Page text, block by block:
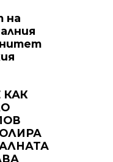
на
КАК